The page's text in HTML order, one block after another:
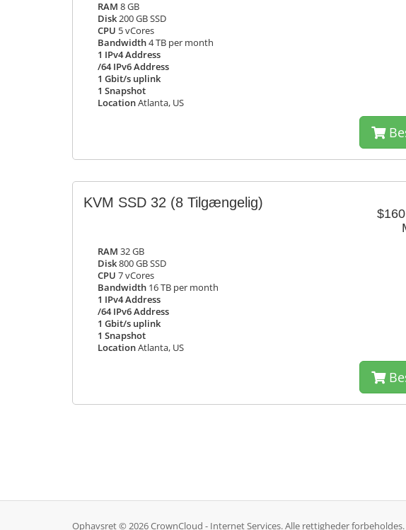
RAM 8 GB
Disk200 GB SSD
CPU 5 vCores
Bandwidth4 TB per month
1 IPv4 Address
/64 IPv6 Address
1 Gbit/s uplink
1 Snapshot
LocationAtlanta, US
KVM SSD 32 (8 Tilgængelig)
RAM 32 GB
Disk800 GB SSD
CPU 7 vCores
Bandwidth 16 TB per month
1 IPv4 Address
/64 IPv6 Address
1 Gbit/s uplink
1 Snapshot
LocationAtlanta, US
Ophavsret © 2026 CrownCloud - Internet Services. Alle rettigheder forbeholdes.